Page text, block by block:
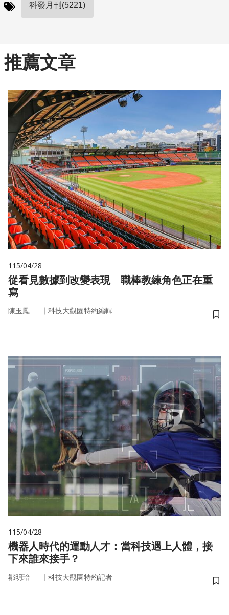
科發月刊(5221)
推薦文章
115/04/28
從看見數據到改變表現 職棒教練角色正在重
寫
陳玉鳳 ｜ 科技大觀園特約編輯
儲
115/04/28
機器人時代的運動人才：當科技遇上人體，接
下來誰來接手？
鄒明珆 ｜ 科技大觀園特約記者
儲